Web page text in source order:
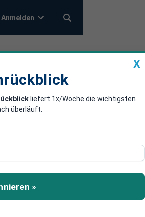
Anmelden
der
X
liefert 1x/Woche die wichtigsten
überläuft.
»